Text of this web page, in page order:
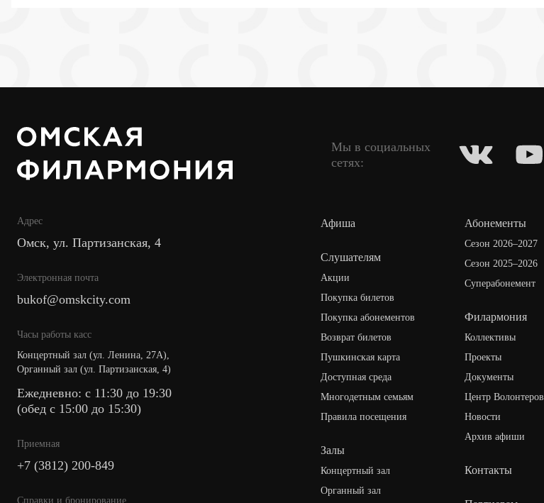
Мы в социальных
сетях:
Адрес
Омск, ул. Партизанская, 4
Электронная почта
bukof@omskcity.com
Часы работы касс
Концертный зал (ул. Ленина, 27А),
Органный зал (ул. Партизанская, 4)
Ежедневно: с 11:30 до 19:30
(обед с 15:00 до 15:30)
Приемная
+7 (3812) 200-849
Cправки и бронирование
Афиша
Слушателям
Акции
Покупка билетов
Покупка абонементов
Возврат билетов
Пушкинская карта
Доступная среда
Многодетным семьям
Правила посещения
Залы
Концертный зал
Органный зал
Абонементы
Сезон 2026–2027
Сезон 2025–2026
Суперабонемент
Филармония
Коллективы
Проекты
Документы
Центр Волонтеров
Новости
Архив афиши
Контакты